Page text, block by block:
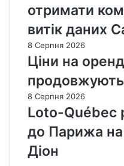
отримати
витік даних
8 Серпня 2026
Ціни на
8 Серпня 2026
Loto-Québec
до Парижа на
Діон